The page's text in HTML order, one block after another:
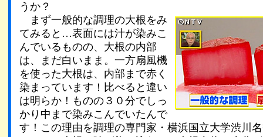
うか？
まず一般的な調理の大根をみ
てみると…表面には汁が染みこ
んでいるものの、大根の内部
は、まだ白いまま。一方扇風機
を使った大根は、内部まで赤く
染まっています！比べると違い
は明らか！ものの３０分でしっ
かり中まで染みこんでいたんで
す！この理由を調理の専門家・横浜国立大学渋川